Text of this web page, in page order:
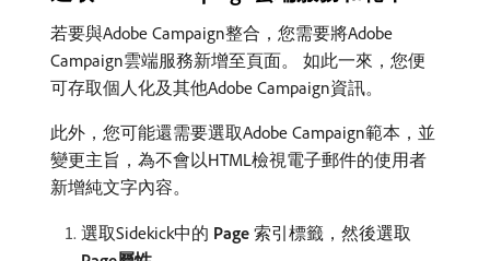
若要與Adobe Campaign整合，您需要將Adobe
Campaign雲端服務新增至頁面。 如此一來，您便
可存取個人化及其他Adobe Campaign資訊。
此外，您可能還需要選取Adobe Campaign範本，並
變更主旨，為不會以HTML檢視電子郵件的使用者
新增純文字內容。
選取Sidekick中的​ Page ​索引標籤，然後選取​